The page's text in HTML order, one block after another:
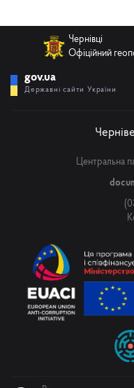
Чернівці
Офіційний
gov.ua
Державні сайти України
Центральна